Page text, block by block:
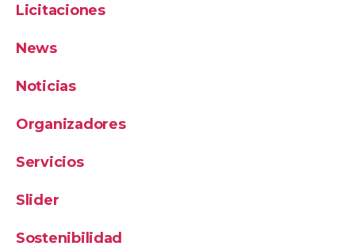
Licitaciones
News
Noticias
Organizadores
Servicios
Slider
Sostenibilidad